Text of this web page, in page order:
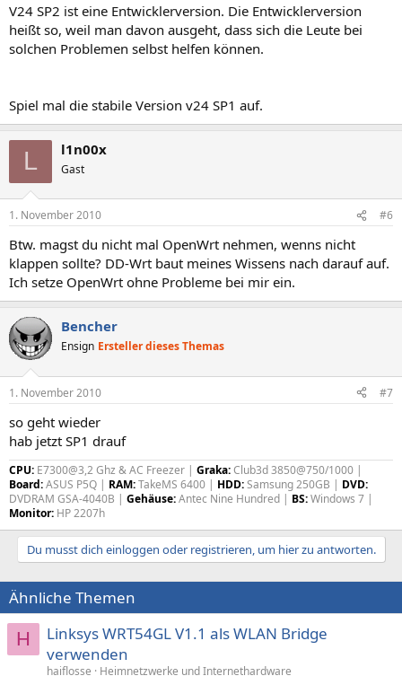
V24 SP2 ist eine Entwicklerversion. Die Entwicklerversion
heißt so, weil man davon ausgeht, dass sich die Leute bei
solchen Problemen selbst helfen können.
Spiel mal die stabile Version v24 SP1 auf.
L l1n00x
Gast
1. November 2010 #6
Btw. magst du nicht mal OpenWrt nehmen, wenns nicht
klappen sollte? DD-Wrt baut meines Wissens nach darauf auf.
Ich setze OpenWrt ohne Probleme bei mir ein.
Bencher
Ensign Ersteller dieses Themas
1. November 2010 #7
so geht wieder
hab jetzt SP1 drauf
CPU: E7300@3,2 Ghz & AC Freezer | Graka:Club3d 3850@750/1000 |
Board:ASUS P5Q | RAM:TakeMS 6400 | HDD:Samsung 250GB | DVD:
DVDRAM GSA-4040B | Gehäuse:Antec Nine Hundred | BS:Windows 7 |
Monitor: HP 2207h
Du musst dich einloggen oder registrieren, um hier zu antworten.
Ähnliche Themen
H
Linksys WRT54GL V1.1 als WLAN Bridge
verwenden
haiflosse
Heimnetzwerke und Internethardware